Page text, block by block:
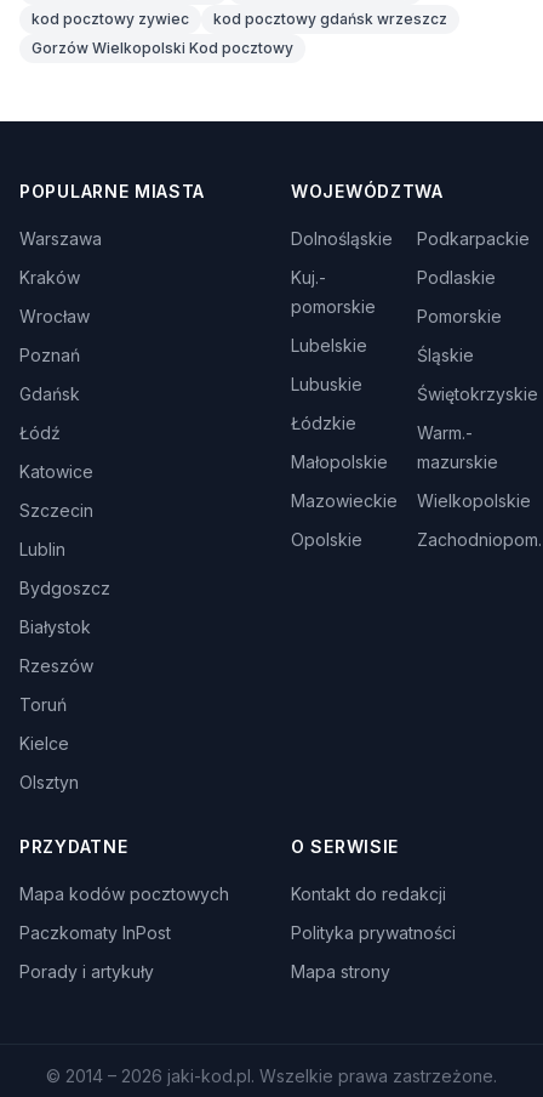
kod pocztowy zywiec
kod pocztowy gdańsk wrzeszcz
Gorzów Wielkopolski Kod pocztowy
POPULARNE MIASTA
Warszawa
Kraków
Wrocław
Poznań
Gdańsk
Łódź
Katowice
Szczecin
Lublin
Bydgoszcz
Białystok
Rzeszów
Toruń
Kielce
Olsztyn
WOJEWÓDZTWA
Dolnośląskie
Kuj.-
pomorskie
Lubelskie
Lubuskie
Łódzkie
Małopolskie
Mazowieckie
Opolskie
Podkarpackie
Podlaskie
Pomorskie
Śląskie
Świętokrzyskie
Warm.-
mazurskie
Wielkopolskie
Zachodniopom.
PRZYDATNE
Mapa kodów pocztowych
Paczkomaty InPost
Porady i artykuły
O SERWISIE
Kontakt do redakcji
Polityka prywatności
Mapa strony
© 2014 – 2026 jaki-kod.pl. Wszelkie prawa zastrzeżone.